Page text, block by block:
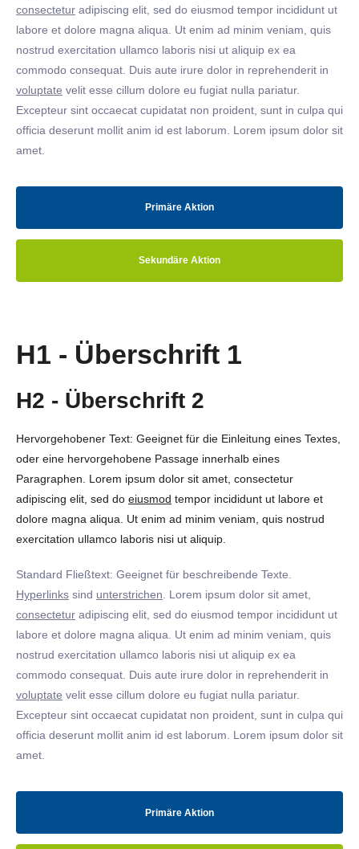
consectetur adipiscing elit, sed do eiusmod tempor incididunt ut
labore et dolore magna aliqua. Ut enim ad minim veniam, quis
nostrud exercitation ullamco laboris nisi ut aliquip ex ea
commodo consequat. Duis aute irure dolor in reprehenderit in
voluptate velit esse cillum dolore eu fugiat nulla pariatur.
Excepteur sint occaecat cupidatat non proident, sunt in culpa qui
officia deserunt mollit anim id est laborum. Lorem ipsum dolor sit
amet.
Primäre Aktion
Sekundäre Aktion
H1 - Überschrift 1
H2 - Überschrift 2
Hervorgehobener Text: Geeignet für die Einleitung eines Textes,
oder eine hervorgehobene Passage innerhalb eines
Paragraphen. Lorem ipsum dolor sit amet, consectetur
adipiscing elit, sed do eiusmod tempor incididunt ut labore et
dolore magna aliqua. Ut enim ad minim veniam, quis nostrud
exercitation ullamco laboris nisi ut aliquip.
Standard Fließtext: Geeignet für beschreibende Texte.
Hyperlinks sind unterstrichen . Lorem ipsum dolor sit amet,
consectetur adipiscing elit, sed do eiusmod tempor incididunt ut
labore et dolore magna aliqua. Ut enim ad minim veniam, quis
nostrud exercitation ullamco laboris nisi ut aliquip ex ea
commodo consequat. Duis aute irure dolor in reprehenderit in
voluptate velit esse cillum dolore eu fugiat nulla pariatur.
Excepteur sint occaecat cupidatat non proident, sunt in culpa qui
officia deserunt mollit anim id est laborum. Lorem ipsum dolor sit
amet.
Primäre Aktion